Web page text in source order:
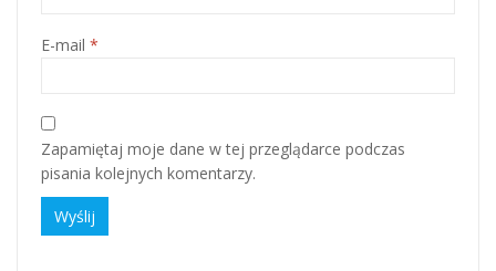
E-mail *
Zapamiętaj moje dane w tej przeglądarce podczas
pisania kolejnych komentarzy.